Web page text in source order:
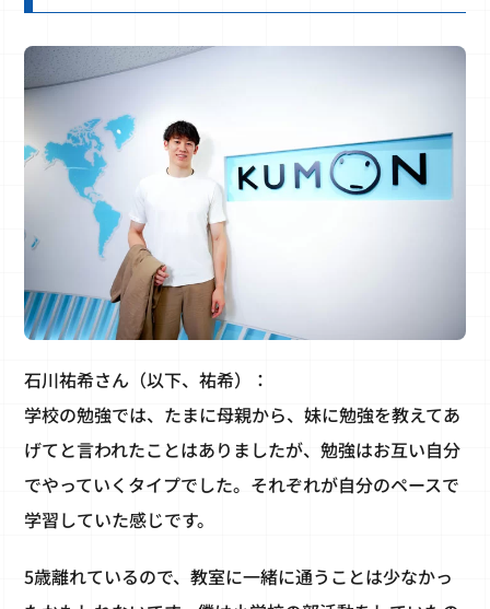
石川祐希さん（以下、祐希）：
学校の勉強では、たまに母親から、妹に勉強を教えてあ
げてと言われたことはありましたが、勉強はお互い自分
でやっていくタイプでした。それぞれが自分のペースで
学習していた感じです。
5歳離れているので、教室に一緒に通うことは少なかっ